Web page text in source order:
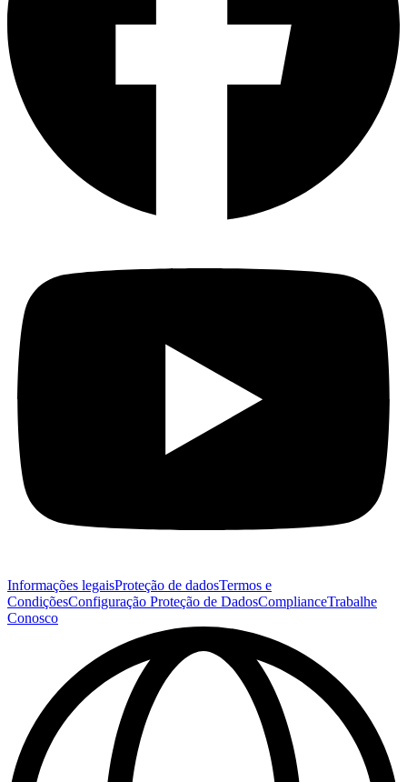
Informações legaisProteção de dadosTermos e
CondiçõesConfiguração Proteção de DadosComplianceTrabalhe
Conosco